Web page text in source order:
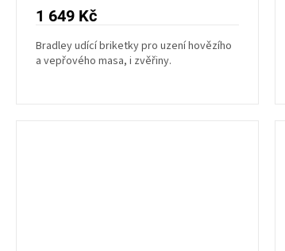
produktu
5,0
z
1 649 Kč
Bradley udící briketky pro uzení hovězího
a vepřového masa, i zvěřiny.